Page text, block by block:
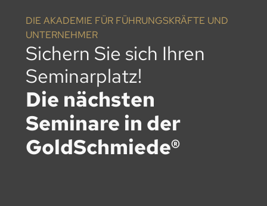
DIE AKADEMIE FÜR FÜHRUNGSKRÄFTE UND
UNTERNEHMER
Sichern Sie sich Ihren
Seminarplatz!
Die nächsten
Seminare in der
GoldSchmiede®